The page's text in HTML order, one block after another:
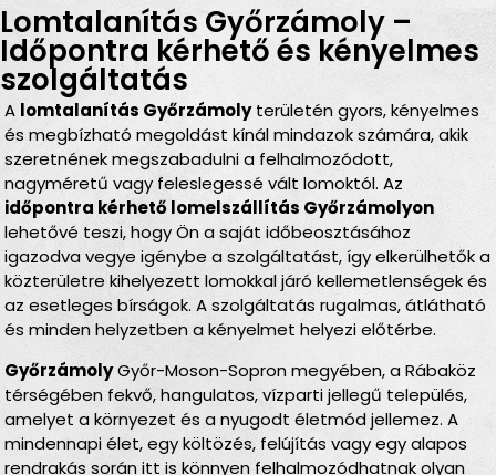
Lomtalanítás Győrzámoly –
Időpontra kérhető és kényelmes
szolgáltatás
A lomtalanítás Győrzámolyterületén gyors, kényelmes
és megbízható megoldást kínál mindazok számára, akik
szeretnének megszabadulni a felhalmozódott,
nagyméretű vagy feleslegessé vált lomoktól. Az
időpontra kérhető lomelszállítás Győrzámolyon
lehetővé teszi, hogy Ön a saját időbeosztásához
igazodva vegye igénybe a szolgáltatást, így elkerülhetők a
közterületre kihelyezett lomokkal járó kellemetlenségek és
az esetleges bírságok. A szolgáltatás rugalmas, átlátható
és minden helyzetben a kényelmet helyezi előtérbe.
GyőrzámolyGyőr-Moson-Sopron megyében, a Rábaköz
térségében fekvő, hangulatos, vízparti jellegű település,
amelyet a környezet és a nyugodt életmód jellemez. A
mindennapi élet, egy költözés, felújítás vagy egy alapos
rendrakás során itt is könnyen felhalmozódhatnak olyan